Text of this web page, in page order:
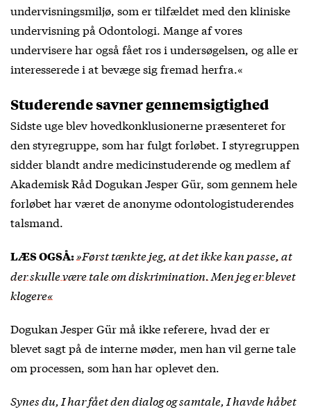
undervisningsmiljø, som er tilfældet med den kliniske
undervisning på Odontologi. Mange af vores
undervisere har også fået ros i undersøgelsen, og alle er
interesserede i at bevæge sig fremad herfra.«
Studerende savner gennemsigtighed
Sidste uge blev hovedkonklusionerne præsenteret for
den styregruppe, som har fulgt forløbet. I styregruppen
sidder blandt andre medicinstuderende og medlem af
Akademisk Råd Dogukan Jesper Gür, som gennem hele
forløbet har været de anonyme odontologistuderendes
talsmand.
LÆS OGSÅ:»Først tænkte jeg, at det ikke kan passe, at
der skulle være tale om diskrimination. Men jeg er blevet
klogere«
Dogukan Jesper Gür må ikke referere, hvad der er
blevet sagt på de interne møder, men han vil gerne tale
om processen, som han har oplevet den.
Synes du, I har fået den dialog og samtale, I havde håbet